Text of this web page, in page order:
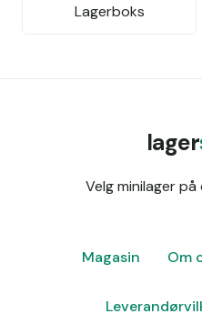
Lagerboks
lager
Velg minilager
Magasin Om